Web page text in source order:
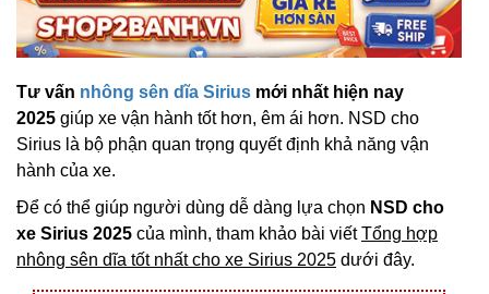
Tư vấn nhông sên dĩa Sirius mới nhất hiện nay
2025 giúp xe vận hành tốt hơn, êm ái hơn. NSD cho
Sirius là bộ phận quan trọng quyết định khả năng vận
hành của xe.
Để có thể giúp người dùng dễ dàng lựa chọn NSD cho
xe Sirius 2025 của mình, tham khảo bài viếtTổng hợp
nhông sên dĩa tốt nhất cho xe Sirius 2025 dưới đây.